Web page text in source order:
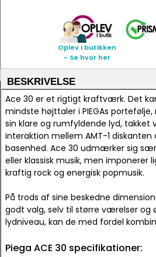
Oplev i butikken
- Se hvor her
BESKRIVELSE
Ace 30 er et rigtigt kraftværk. Det
mindste højttaler i PIEGAs
sin klare og rumfyldende lyd, takket
interaktion mellem AMT-1 diskanten
basenhed. Ace 30 udmærker sig
eller klassisk musik, men imponerer
kraftig rock og energisk popmusik.
På trods af sine beskedne
godt valg, selv til større værelser og
lydniveau, kan de med fordel
Piega ACE 30 specifikationer: